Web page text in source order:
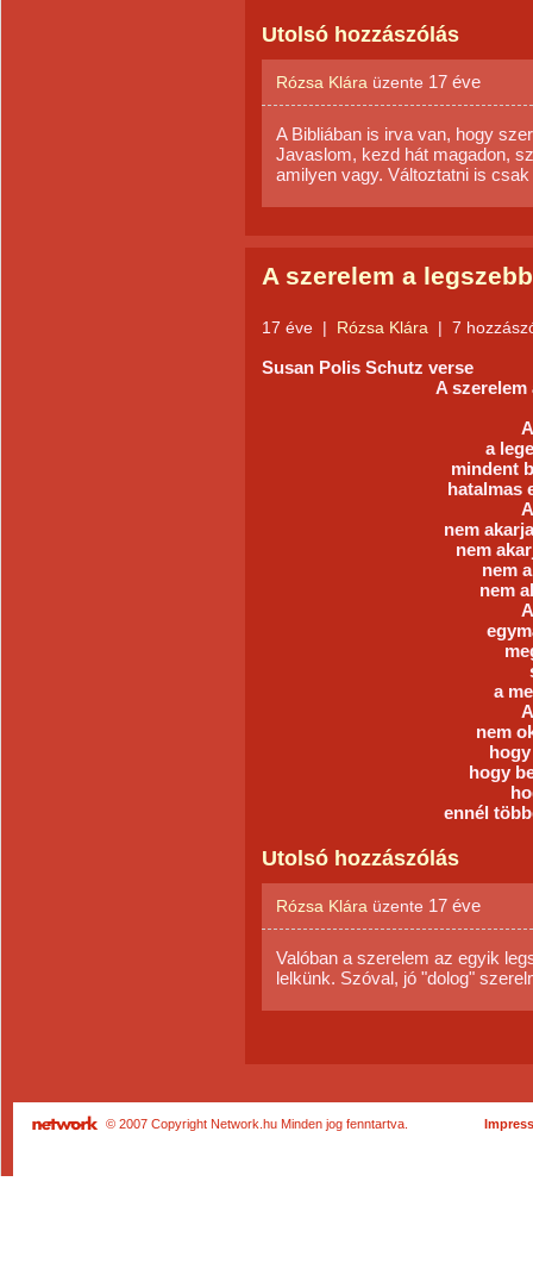
Utolsó hozzászólás
Rózsa Klára üzente 17 éve
A Bibliában is irva van, hogy
Javaslom, kezd hát magadon,
amilyen vagy. Változtatni is
A szerelem a legszebb
17 éve | Rózsa Klára | 7
Susan Polis Schutz verse
A
a
mindent
hatalmas
nem
nem
nem
nem
a
nem
hogy
ennél
Utolsó hozzászólás
Rózsa Klára üzente 17 éve
Valóban a szerelem az egyik
lelkünk. Szóval, jó "dolog"
© 2007 Copyright Network.hu Minden jog fenntartva.